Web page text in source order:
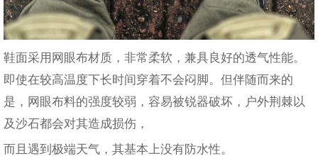
鞋面采用网眼布材质，非常柔软，兼具良好的透气性能。
即使在较高温度下长时间穿着不会闷脚。但伴随而来的
是，网眼布料的强度较弱，容易被锐器破坏，户外荆棘以
及沙石都会对其造成损伤，
而且遇到极端天气，其基本上没有防水性。